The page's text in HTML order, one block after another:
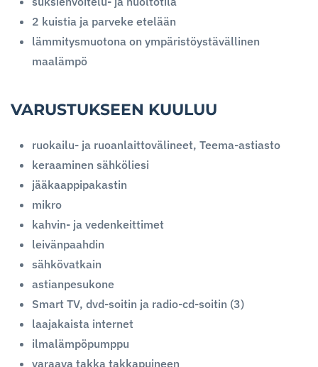
2 kuistia ja parveke etelään
lämmitysmuotona on ympäristöystävällinen
maalämpö
VARUSTUKSEEN KUULUU
ruokailu- ja ruoanlaittovälineet, Teema-astiasto
keraaminen sähköliesi
jääkaappipakastin
mikro
kahvin- ja vedenkeittimet
leivänpaahdin
sähkövatkain
astianpesukone
Smart TV, dvd-soitin ja radio-cd-soitin (3)
laajakaista internet
ilmalämpöpumppu
varaava takka takkapuineen